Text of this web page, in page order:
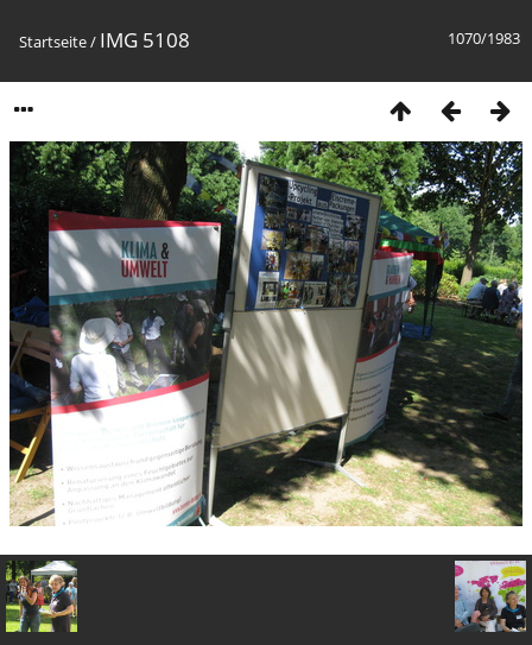
1070/1983
Startseite/ IMG 5108